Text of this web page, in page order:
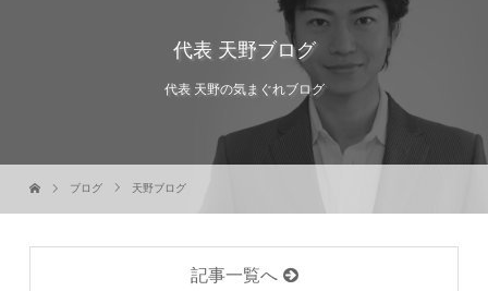
代表 天野ブログ
代表 天野の気まぐれブログ
ブログ 天野ブログ
記事一覧へ